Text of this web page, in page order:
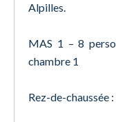
Alpilles.
MAS 1 – 8
chambre 1
Rez-de-chaussée :